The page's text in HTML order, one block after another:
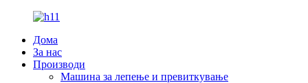
Дома
За нас
Производи
Машина за лепење и превиткување